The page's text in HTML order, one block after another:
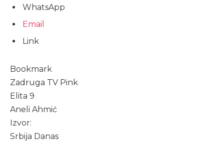
WhatsApp
Email
Link
Bookmark
Zadruga TV Pink
Elita 9
Aneli Ahmić
Izvor:
Srbija Danas